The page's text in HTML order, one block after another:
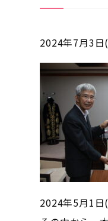
2024年7月3日
2024年5月1日